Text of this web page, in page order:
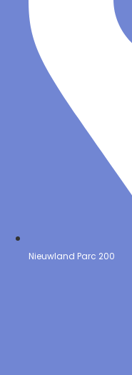
Nieuwland Parc 200